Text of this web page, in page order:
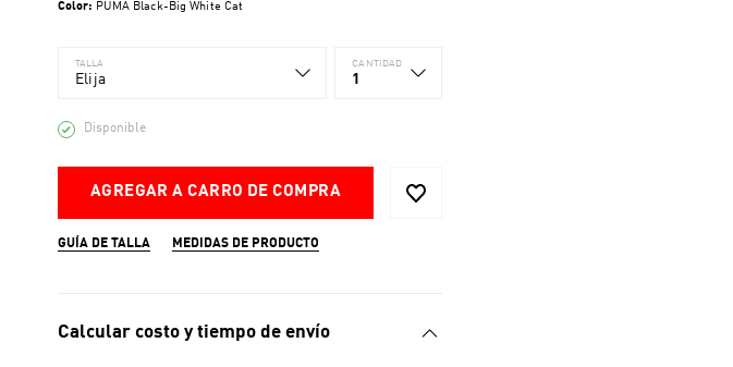
Color: PUMA Black-Big White Cat
TALLA
Elija
CANTIDAD
1
Disponible
AGREGAR A CARRO DE COMPRA
GUÍA DE TALLA MEDIDAS DE PRODUCTO
Calcular costo y tiempo de envío